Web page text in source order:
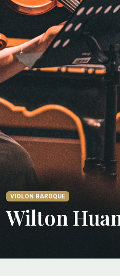
VIOLON BAROQUE
Wilton